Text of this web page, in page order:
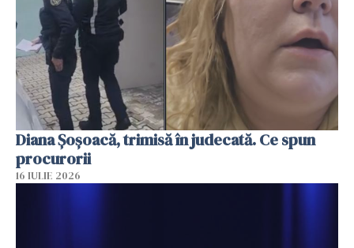
Diana Șoșoacă, trimisă în judecată. Ce spun
procurorii
16 IULIE 2026